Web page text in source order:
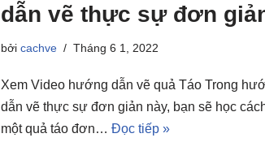
dẫn vẽ thực sự đơn
bởi cachve Tháng 6 1, 2022
Xem Video hướng dẫn vẽ quả Táo Trong
dẫn vẽ thực sự đơn giản này, bạn sẽ học
một quả táo đơn… Đọc tiếp »